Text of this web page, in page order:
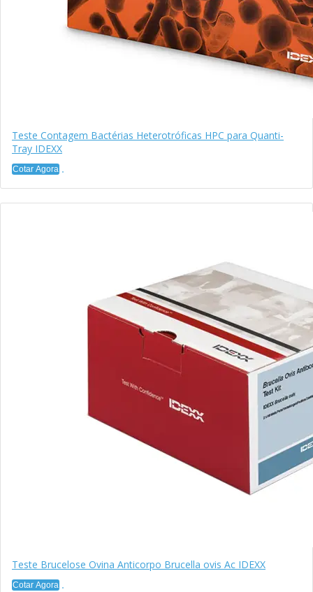
Teste Contagem Bactérias Heterotróficas HPC para Quanti-
Tray IDEXX
Cotar Agora
Teste Brucelose Ovina Anticorpo Brucella ovis Ac IDEXX
Cotar Agora